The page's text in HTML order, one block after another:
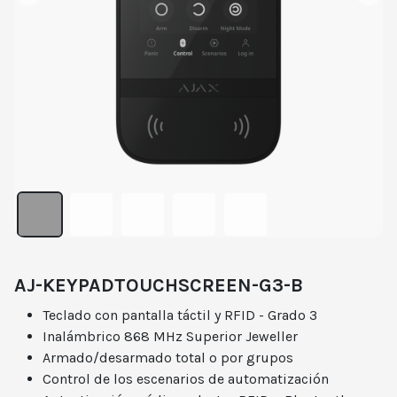
AJ-KEYPADTOUCHSCREEN-G3-B
Teclado con pantalla táctil y RFID - Grado 3
Inalámbrico 868 MHz Superior Jeweller
Armado/desarmado total o por grupos
Control de los escenarios de automatización